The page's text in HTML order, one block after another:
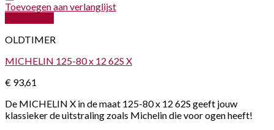
Toevoegen aan verlanglijst
OLDTIMER
MICHELIN 125-80 x 12 62S X
€ 93,61
De MICHELIN X in de maat 125-80 x 12 62S geeft jouw
klassieker de uitstraling zoals Michelin die voor ogen heeft!